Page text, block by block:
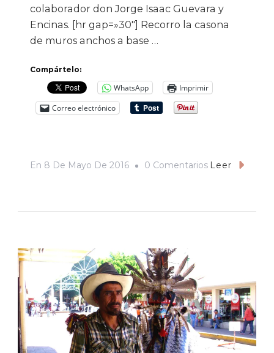
colaborador don Jorge Isaac Guevara y
Encinas. [hr gap=»30″] Recorro la casona
de muros anchos a base …
Compártelo:
WhatsApp
Imprimir
Correo electrónico
En 8 De Mayo De 2016 0 ComentariosEn
Leer